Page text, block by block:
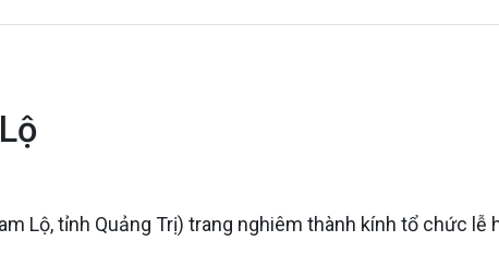
Lộ, tỉnh Quảng Trị) trang nghiêm thành kính tổ chức lễ